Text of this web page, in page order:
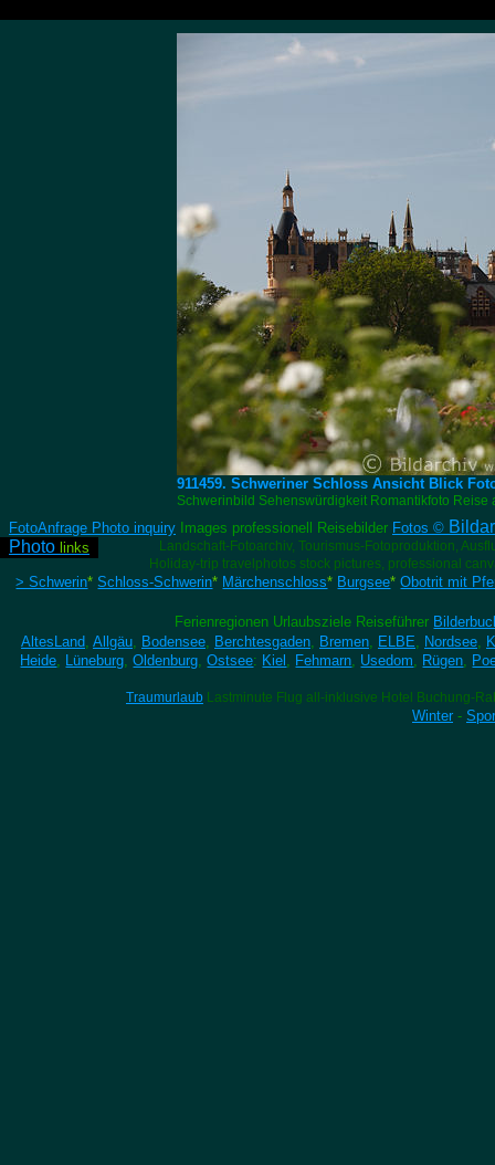
911459. Schweriner Schloss Ansicht Blick
Schwerinbild Sehenswürdigkeit Romantikfoto
FotoAnfrage Photo inquiry Images professionell Reisebilder Fotos ©
Photo links
Landschaft-Fotoarchiv, Tourismus-Fotoproduktion,
Holiday-trip travelphotos stock pictures, professional
> Schwerin*Schloss-Schwerin* Märchenschloss* Burgsee*Obotrit mit
Ferienregionen Urlaubsziele Reiseführer
AltesLand, Allgäu, Bodensee, Berchtesgaden, Bremen, ELBE, Nordsee,
Heide, Lüneburg,Oldenburg,Ostsee: Kiel , Fehmarn, Usedom, Rügen,
Traumurlaub Lastminute Flug all-inklusive Hotel Buchung-
Winter -